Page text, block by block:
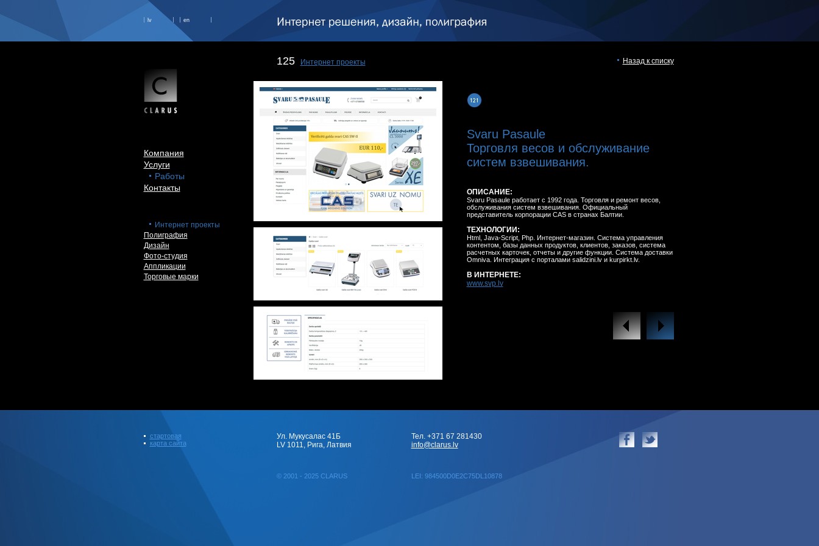
lv en
Компания
Услуги
Работы
Контакты
Интернет проекты
Полиграфия
Дизайн
Фото-студия
Аппликации
Торговые марки
125 Интернет проекты Назад к списку
Svaru Pasaule
Торговля весов и обслуживание
систем взвешивания.
ОПИСАНИЕ:
Svaru Pasaule работает с 1992 года. Торговля и ремонт весов,
обслуживания систем взвешивания. Официальный
представитель корпорации CAS в странах Балтии.
ТЕХНОЛОГИИ:
Html, Java-Script, Php. Интернет-магазин. Система управления
контентом, базы данных продуктов, клиентов, заказов, система
расчетных карточек, отчеты и другие функции. Система доставки
Omniva. Интеграция с порталами salidzini.lv и kurpirkt.lv.
В ИНТЕРНЕТЕ:
www.svp.lv
стартовая
карта сайта
Ул. Мукусалас 41Б
LV 1011, Рига, Латвия
© 2001 - 2025 CLARUS LEI: 984500D0E2C75DL10878
Тел. +371 67 281430
info@clarus.lv